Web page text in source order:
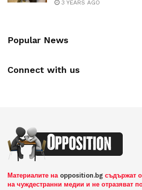
3 YEARS AGO
Popular News
Connect with us
Материалите на opposition.bg съдържат
на чуждестранни медии и не отразяват